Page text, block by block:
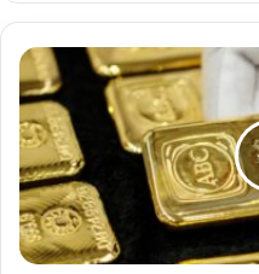
Ouro
mantém
força
em
2026
e
atrai
investidores
em